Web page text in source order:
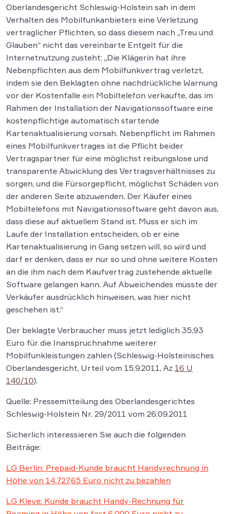
Oberlandesgericht Schleswig-Holstein sah in dem
Verhalten des Mobilfunkanbieters eine Verletzung
vertraglicher Pflichten, so dass diesem nach „Treu und
Glauben“ nicht das vereinbarte Entgelt für die
Internetnutzung zusteht: „Die Klägerin hat ihre
Nebenpflichten aus dem Mobilfunkvertrag verletzt,
indem sie den Beklagten ohne nachdrückliche Warnung
vor der Kostenfalle ein Mobiltelefon verkaufte, das im
Rahmen der Installation der Navigationssoftware eine
kostenpflichtige automatisch startende
Kartenaktualisierung vorsah. Nebenpflicht im Rahmen
eines Mobilfunkvertrages ist die Pflicht beider
Vertragspartner für eine möglichst reibungslose und
transparente Abwicklung des Vertragsverhältnisses zu
sorgen, und die Fürsorgepflicht, möglichst Schäden von
der anderen Seite abzuwenden. Der Käufer eines
Mobiltelefons mit Navigationssoftware geht davon aus,
dass diese auf aktuellem Stand ist. Muss er sich im
Laufe der Installation entscheiden, ob er eine
Kartenaktualisierung in Gang setzen will, so wird und
darf er denken, dass er nur so und ohne weitere Kosten
an die ihm nach dem Kaufvertrag zustehende aktuelle
Software gelangen kann. Auf Abweichendes müsste der
Verkäufer ausdrücklich hinweisen, was hier nicht
geschehen ist.“
Der beklagte Verbraucher muss jetzt lediglich 35,93
Euro für die Inanspruchnahme weiterer
Mobilfunkleistungen zahlen (Schleswig-Holsteinisches
Oberlandesgericht, Urteil vom 15.9.2011, Az 16 U
140/10).
Quelle: Pressemitteilung des Oberlandesgerichtes
Schleswig-Holstein Nr. 29/2011 vom 26.09.2011
Sicherlich interessieren Sie auch die folgenden
Beiträge:
LG Berlin: Prepaid-Kunde braucht Handyrechnung in
Höhe von 14.727,65 Euro nicht zu bezahlen
LG Kleve: Kunde braucht Handy-Rechnung für